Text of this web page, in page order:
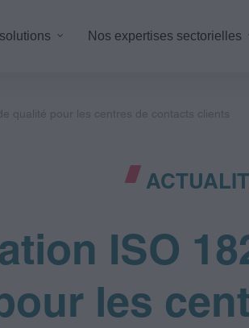
PAO
labeling
Nos expertises sectorielles
ISO
les